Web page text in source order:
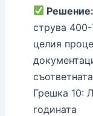
Решение:
струва
целия
Грешка 10:
годината